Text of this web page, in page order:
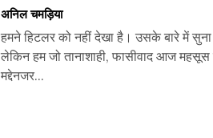
अनिल चमड़िया
हमने हिटलर को नहीं देखा है। उसके बारे में
लेकिन हम जो तानाशाही, फासीवाद आज
मद्देनजर...